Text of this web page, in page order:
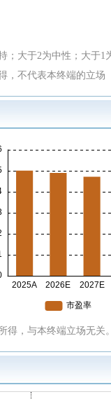
；大于2为中性；大于1
，不代表本终端的立场
得，与本终端立场无关